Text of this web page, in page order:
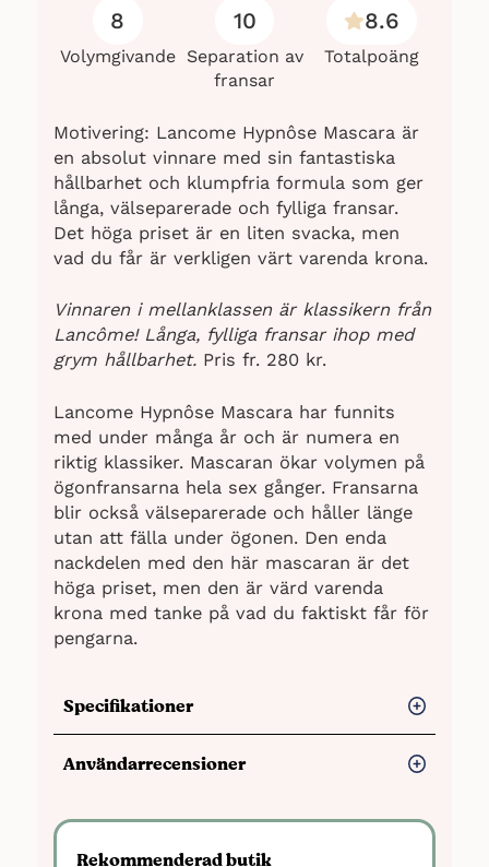
8
Volymgivande
10
Separation av
fransar
8.6
Totalpoäng
Motivering: Lancome Hypnôse Mascara är
en absolut vinnare med sin fantastiska
hållbarhet och klumpfria formula som ger
långa, välseparerade och fylliga fransar.
Det höga priset är en liten svacka, men
vad du får är verkligen värt varenda krona.
Vinnaren i mellanklassen är klassikern från
Lancôme! Långa, fylliga fransar ihop med
grym hållbarhet. Pris fr. 280 kr.
Lancome Hypnôse Mascara har funnits
med under många år och är numera en
riktig klassiker. Mascaran ökar volymen på
ögonfransarna hela sex gånger. Fransarna
blir också välseparerade och håller länge
utan att fälla under ögonen. Den enda
nackdelen med den här mascaran är det
höga priset, men den är värd varenda
krona med tanke på vad du faktiskt får för
pengarna.
Specifikationer
Pris:
250-300 SEK
Användarrecensioner
Förlänger ögonfransarna
Rekommenderad butik